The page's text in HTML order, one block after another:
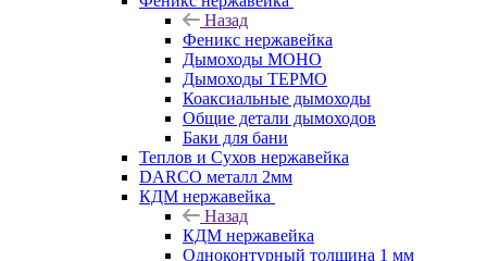
Назад
Феникс нержавейка
Дымоходы МОНО
Дымоходы ТЕРМО
Коаксиальные дымоходы
Общие детали дымоходов
Баки для бани
Теплов и Сухов нержавейка
DARCO металл 2мм
КДМ нержавейка
Назад
КДМ нержавейка
Одноконтурный толщина 1 мм